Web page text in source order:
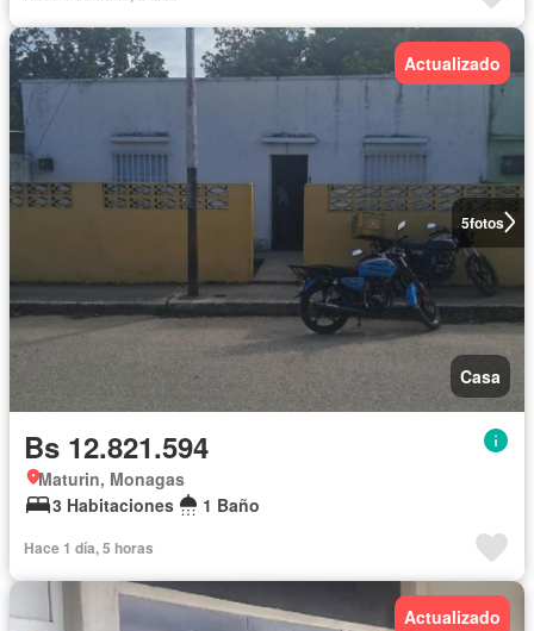
5fotos
Actualizado
Casa
Bs 12.821.594
Maturin, Monagas
3 Habitaciones
1 Baño
Hace 1 día, 5 horas
Actualizado